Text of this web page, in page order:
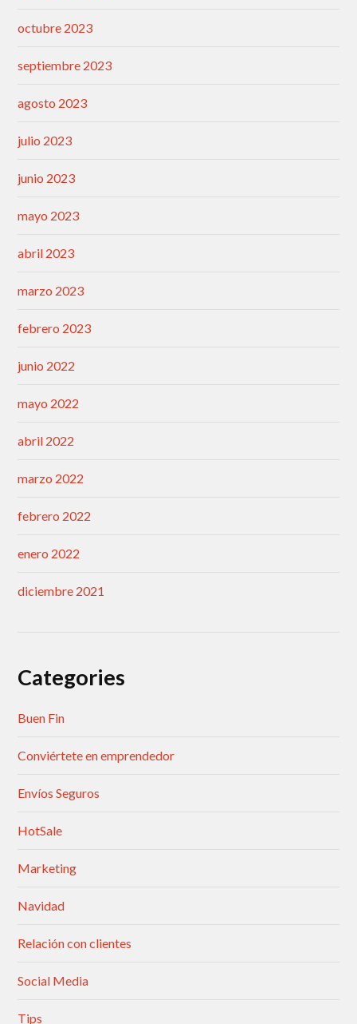
octubre 2023
septiembre 2023
agosto 2023
julio 2023
junio 2023
mayo 2023
abril 2023
marzo 2023
febrero 2023
junio 2022
mayo 2022
abril 2022
marzo 2022
febrero 2022
enero 2022
diciembre 2021
Categories
Buen Fin
Conviértete en emprendedor
Envíos Seguros
HotSale
Marketing
Navidad
Relación con clientes
Social Media
Tips